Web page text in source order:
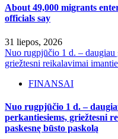
About 49,000 migrants
officials say
31 liepos, 2026
Nuo rugpjūčio 1 d. – daugiau
griežtesni reikalavimai
FINANSAI
Nuo rugpjūčio 1 d. –
perkantiesiems, griežtesni
paskesnę būsto paskolą